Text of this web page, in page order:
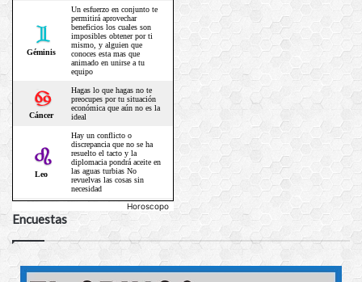
Horoscopo
Encuestas